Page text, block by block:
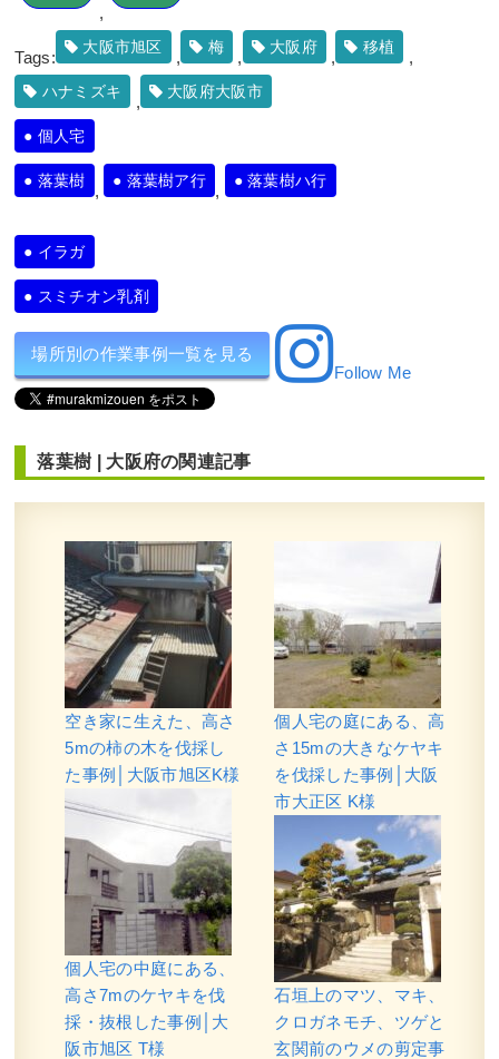
,
Tags:
大阪市旭区
,
梅
,
大阪府
,
移植
,
ハナミズキ
,
大阪府大阪市
個人宅
落葉樹
,
落葉樹ア行
,
落葉樹ハ行
イラガ
スミチオン乳剤
場所別の作業事例一覧を見る
Follow Me
落葉樹 大阪府の関連記事
空き家に生えた、高さ
5mの柿の木を伐採し
た事例│大阪市旭区K様
個人宅の中庭にある、
高さ7mのケヤキを伐
採・抜根した事例│大
阪市旭区 T様
個人宅の庭にある、高
さ15mの大きなケヤキ
を伐採した事例│大阪
市大正区 K様
石垣上のマツ、マキ、
クロガネモチ、ツゲと
玄関前のウメの剪定事